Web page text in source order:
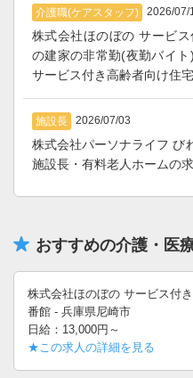
介護職(ケアスタッフ) 2026/07/
株式会社ほのぼの サービ
の建家の非常勤(夜勤バイ
サービス付き高齢者向け住
施設長 2026/07/03
株式会社パーソナライフ び
施設長・有料老人ホームの
おすすめの介護・医
株式会社ほのぼの サービス付
番館 - 兵庫県尼崎市
日給：13,000円～
★この求人の詳細を見る